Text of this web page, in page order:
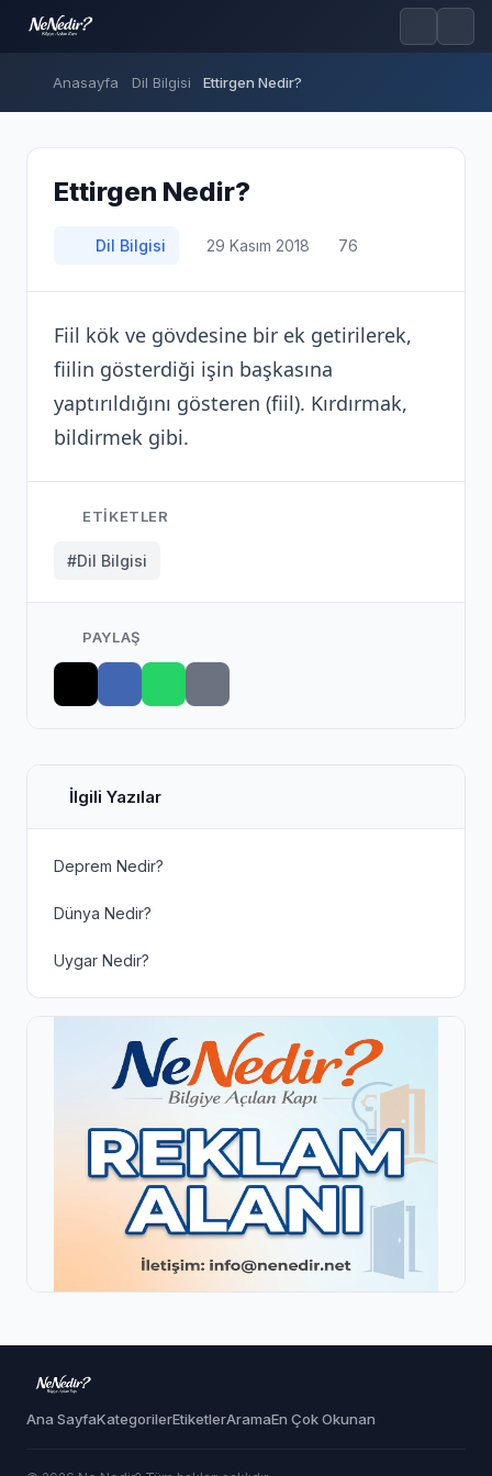
Anasayfa Dil Bilgisi Ettirgen Nedir?
Ettirgen Nedir?
Dil Bilgisi 29 Kasım 2018 76
Fiil kök ve gövdesine bir ek getirilerek,
fiilin gösterdiği işin başkasına
yaptırıldığını gösteren (fiil). Kırdırmak,
bildirmek gibi.
ETIKETLER
#Dil Bilgisi
PAYLAŞ
İlgili Yazılar
Deprem Nedir?
Dünya Nedir?
Uygar Nedir?
Ana SayfaKategorilerEtiketlerAramaEn Çok Okunan